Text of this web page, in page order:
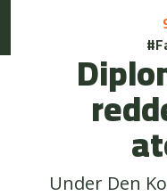
Under Den